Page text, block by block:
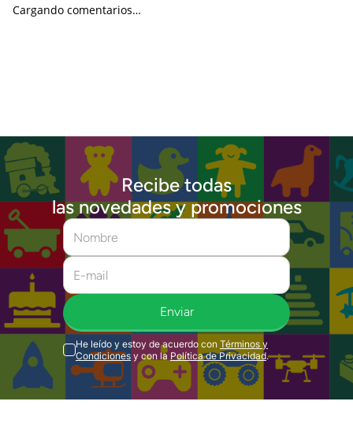
Cargando comentarios…
Recibe todas
las novedades y promociones
Enviar
He leído y estoy de acuerdo con Términos y
Condiciones y con la Política de Privacidad.